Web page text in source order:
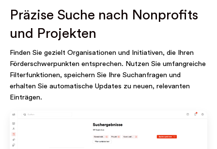
Präzise Suche nach Nonprofits
und Projekten
Finden Sie gezielt Organisationen und Initiativen, die Ihren
Förderschwerpunkten entsprechen. Nutzen Sie umfangreiche
Filterfunktionen, speichern Sie Ihre Suchanfragen und
erhalten Sie automatische Updates zu neuen, relevanten
Einträgen.